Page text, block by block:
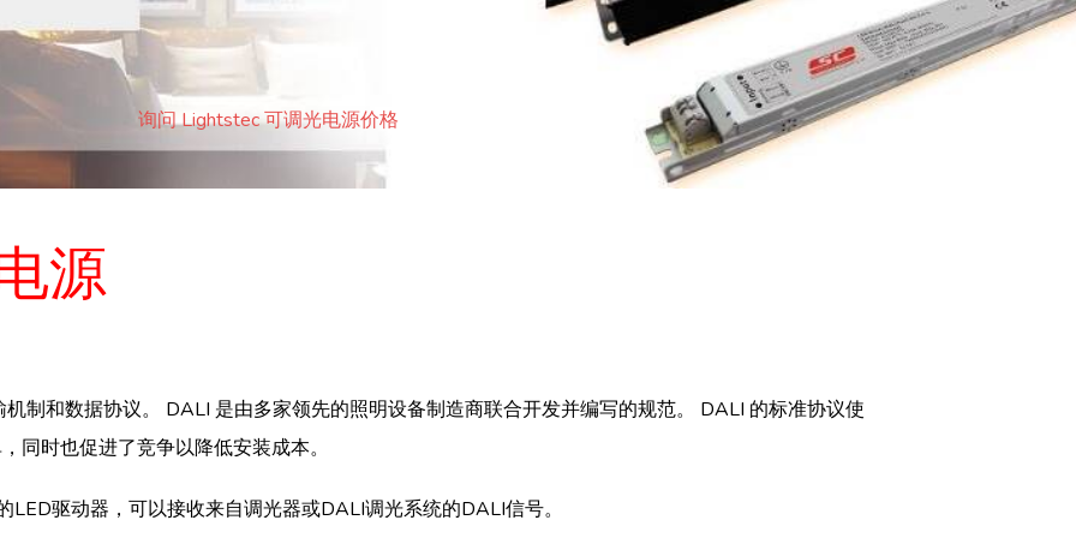
询问 Lightstec 可调光电源价格
源
制和数据协议。 DALI 是由多家领先的照明设备制造商联合开发并编写的规范。 DALI 的标准协议使
同时也促进了竞争以降低安装成本。
驱动器，可以接收来自调光器或DALI调光系统的DALI信号。